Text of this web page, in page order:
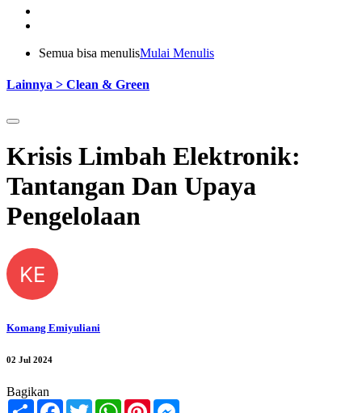
Semua bisa menulisMulai Menulis
Lainnya > Clean & Green
Krisis Limbah Elektronik:
Tantangan Dan Upaya
Pengelolaan
KE
Komang Emiyuliani
02 Jul 2024
Bagikan
Share FacebookTwitterWhatsApp
Pinterest